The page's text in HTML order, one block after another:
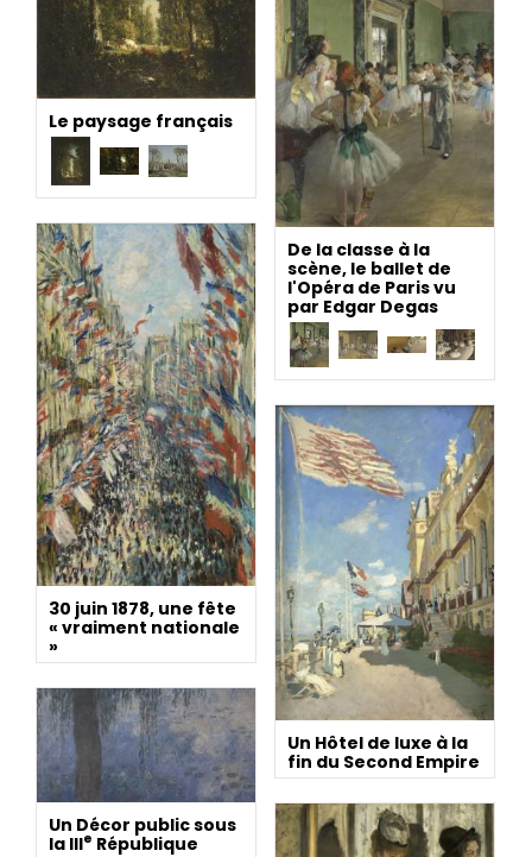
Le paysage français
De la classe à la
scène, le ballet de
l'Opéra de Paris vu
par Edgar Degas
30 juin 1878, une fête
« vraiment nationale
»
Un Hôtel de luxe à la
fin du Second Empire
Un Décor public sous
la IIIe République